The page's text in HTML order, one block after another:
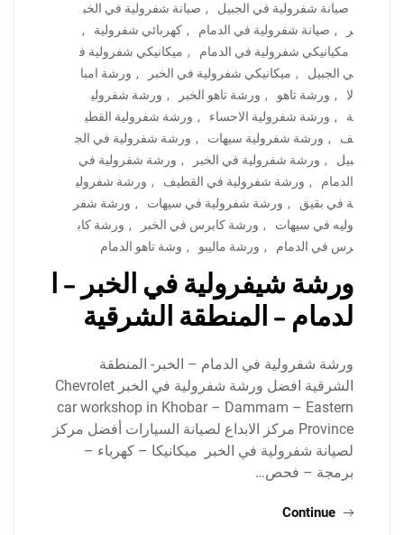
صيانة شفرولية في الجبيل
, صيانة شفرولية في الخب
ر
, صيانة شفرولية في الدمام , كهربائي شفرولية
,
مكيانيكي شفرولية في الدمام
, ميكانيكي شفرولية ف
ي الجبيل
, ميكانيكي شفرولية في الخبر , ورشة امبا
لا
, ورشة تاهو , ورشة تاهو الخبر , ورشة شفرولي
ة
, ورشة شفرولية الاحساء , ورشة شفرولية القطي
ف
, ورشة شفرولية سيهات , ورشة شفرولية في الج
بيل
, ورشة شفرولية في الخبر , ورشة شفرولية في
الدمام
, ورشة شفرولية في القطيف , ورشة شفرولي
ة في بقيق
, ورشة شفرولية في سيهات , ورشة شفر
وليه في سيهات
, ورشة كابرس في الخبر , ورشة كاب
رس في الدمام
, ورشة ماليبو , وشة تاهو الدمام
ورشة شيفرولية في الخبر – ا
لدمام – المنطقة الشرقية
ورشة شفرولية في الدمام – الخبر- المنطقة
الشرقية افضل ورشة شفرولية في الخبر Chevrolet
car workshop in Khobar – Dammam – Eastern
Province مركز الابداع لصيانة السيارات أفضل مركز
لصيانة شفرولية في الخبر ميكانيكا – كهرباء –
برمجة – فحص…
Continue